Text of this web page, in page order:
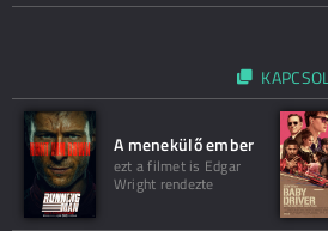
A menekülő ember
ezt a filmet is Edgar
Wright rendezte